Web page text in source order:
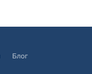
Блог